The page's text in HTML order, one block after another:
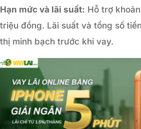
Hạn mức và lãi suất: Hỗ trợ
triệu đồng. Lãi suất và tổng số
thị minh bạch trước khi vay.